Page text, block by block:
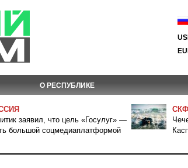
О РЕСПУБЛИКЕ
заявил, что цель «Госулуг» —
большой соцмедиаплатформой